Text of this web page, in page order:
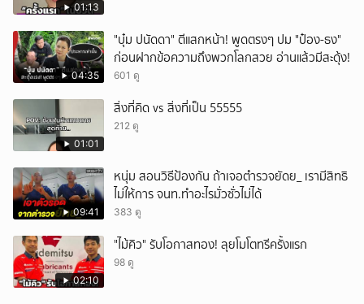
01:13
04:35
"บุ๋ม ปนัดดา" ตีแสกหน้า! พูดตรงๆ ปม "ป๋อง-ธง"
ก่อนฝากข้อความถึงพวกโลกสวย อ่านแล้วมีสะดุ้ง!
601 ดู
01:01
สิ่งที่คิด vs สิ่งที่เป็น 55555
212 ดู
09:41
หนุ่ม สอนวิธีป้องกัน ถ้าเจอตำรวจยัดย_ เรามีสิทธิ
ไม่ให้การ จนท.ทำอะไรมั่วซั่วไม่ได้
383 ดู
02:10
"ไม้คิว" รับโอกาสทอง! ลุยโมโตทรีครั้งแรก
98 ดู